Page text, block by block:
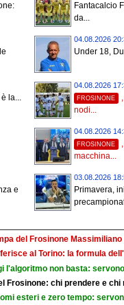
Fantacalcio
da...
04.08.2026
Under 18,
la...
04.08.2026
FROSINONE
nodi...
04.08.2026
FROSINONE
macchina...
e
03.08.2026
Primavera,
del Frosinone
al Torino: la formula
l'algoritmo non basta:
Frosinone: chi prendere e chi
esteri e zero tempo: